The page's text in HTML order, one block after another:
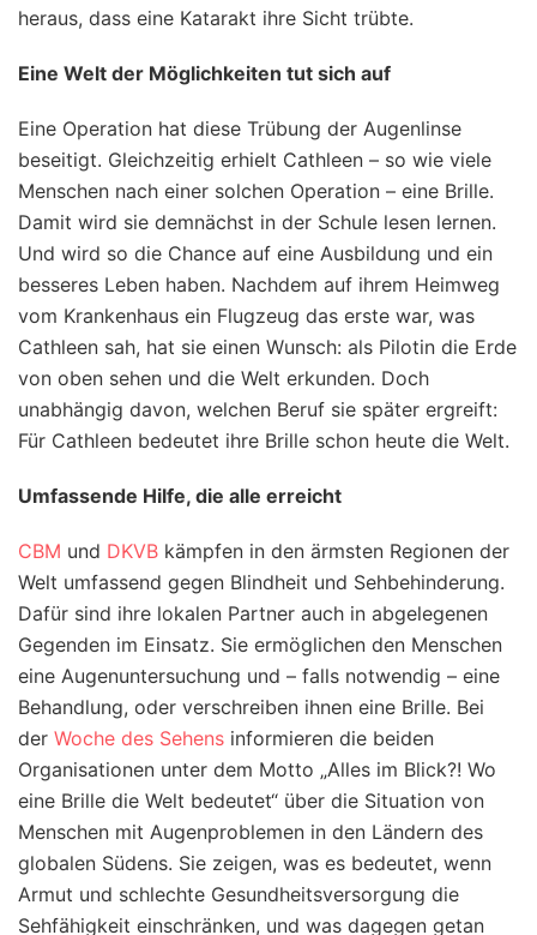
heraus, dass eine Katarakt ihre Sicht trübte.
Eine Welt der Möglichkeiten tut sich auf
Eine Operation hat diese Trübung der Augenlinse
beseitigt. Gleichzeitig erhielt Cathleen – so wie viele
Menschen nach einer solchen Operation – eine Brille.
Damit wird sie demnächst in der Schule lesen lernen.
Und wird so die Chance auf eine Ausbildung und ein
besseres Leben haben. Nachdem auf ihrem Heimweg
vom Krankenhaus ein Flugzeug das erste war, was
Cathleen sah, hat sie einen Wunsch: als Pilotin die Erde
von oben sehen und die Welt erkunden. Doch
unabhängig davon, welchen Beruf sie später ergreift:
Für Cathleen bedeutet ihre Brille schon heute die Welt.
Umfassende Hilfe, die alle erreicht
CBM und DKVB kämpfen in den ärmsten Regionen der
Welt umfassend gegen Blindheit und Sehbehinderung.
Dafür sind ihre lokalen Partner auch in abgelegenen
Gegenden im Einsatz. Sie ermöglichen den Menschen
eine Augenuntersuchung und – falls notwendig – eine
Behandlung, oder verschreiben ihnen eine Brille. Bei
der Woche des Sehens informieren die beiden
Organisationen unter dem Motto „Alles im Blick?! Wo
eine Brille die Welt bedeutet“ über die Situation von
Menschen mit Augenproblemen in den Ländern des
globalen Südens. Sie zeigen, was es bedeutet, wenn
Armut und schlechte Gesundheitsversorgung die
Sehfähigkeit einschränken, und was dagegen getan